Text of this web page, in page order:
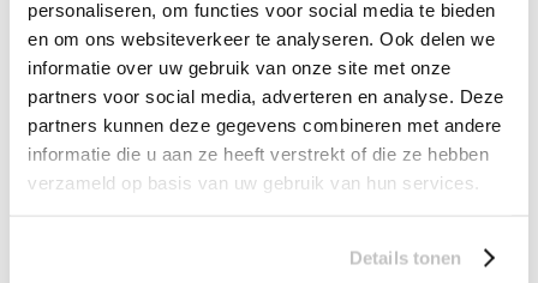
personaliseren, om functies voor social media te bieden
en om ons websiteverkeer te analyseren. Ook delen we
informatie over uw gebruik van onze site met onze
partners voor social media, adverteren en analyse. Deze
partners kunnen deze gegevens combineren met andere
informatie die u aan ze heeft verstrekt of die ze hebben
verzameld op basis van uw gebruik van hun services.
Details tonen
(bij verzending via Pakketdienst tot 10 kg)*
Levertijd: 2-4 werkdagen
*) Voor grotere pakketverzendingen en bijzondere (buitenland) bestemmingen kunnen
afwijkende tarieven en levertermijnen gelden. Deze staan vermeld bij de artikelen.
Kijk hier voor de ruilen-retourneren procedure
Waar is ons bedrijf gevestigd?
Drentse Poort 7